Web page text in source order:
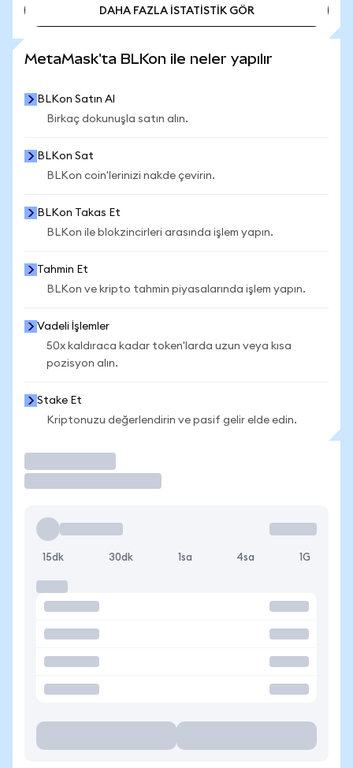
DAHA FAZLA İSTATİSTİK GÖR
MetaMask'ta BLKon ile neler yapılır
BLKon Satın Al
Birkaç dokunuşla satın alın.
BLKon Sat
BLKon coin'lerinizi nakde çevirin.
BLKon Takas Et
BLKon ile blokzincirleri arasında işlem yapın.
Tahmin Et
BLKon ve kripto tahmin piyasalarında işlem yapın.
Vadeli İşlemler
50x kaldıraca kadar token'larda uzun veya kısa
pozisyon alın.
Stake Et
Kriptonuzu değerlendirin ve pasif gelir elde edin.
15dk 30dk 1sa 4sa 1G